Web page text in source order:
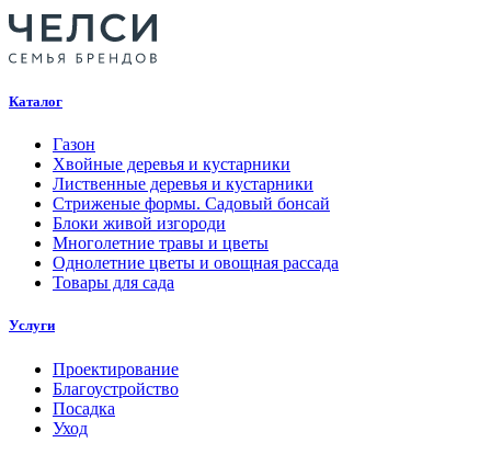
Каталог
Газон
Хвойные деревья и кустарники
Лиственные деревья и кустарники
Стриженые формы. Садовый бонсай
Блоки живой изгороди
Многолетние травы и цветы
Однолетние цветы и овощная рассада
Товары для сада
Услуги
Проектирование
Благоустройство
Посадка
Уход